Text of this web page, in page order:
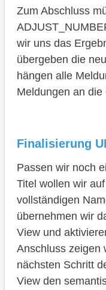
Zum Abschluss
wir uns das
übergeben die
hängen alle
Meldungen an die
Finalisierung UI
Passen wir noch
Titel wollen wir
vollständigen
übernehmen wir
View und
Anschluss zeigen
nächsten Schritt
View den